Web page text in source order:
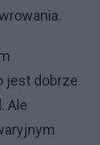
jest dobrze
Ale